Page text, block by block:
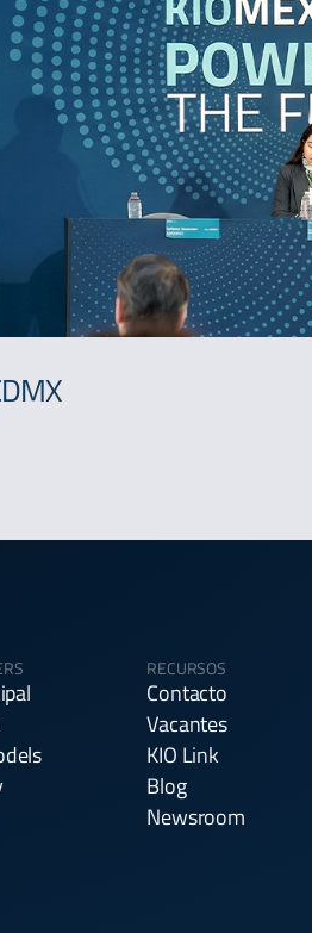
RECURSOS
Contacto
Vacantes
KIO Link
Blog
Newsroom